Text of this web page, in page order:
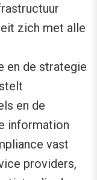
zich met alle
en de strategie
en de
information
vast
providers,